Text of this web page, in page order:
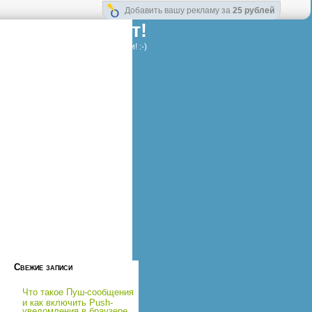
Добавить вашу рекламу за 25 рублей
Здорово тут!
для Вашей безмятежности! :-)
Свежие записи
Что такое Пуш-сообщения
и как включить Push-
уведомления в браузере